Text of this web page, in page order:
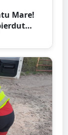
Mare!